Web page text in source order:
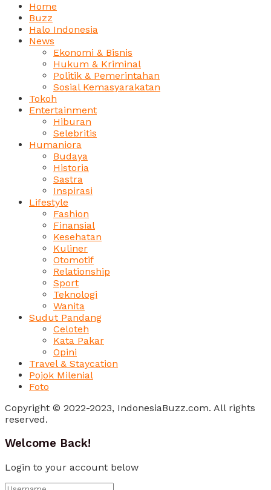
Home
Buzz
Halo Indonesia
News
Ekonomi & Bisnis
Hukum & Kriminal
Politik & Pemerintahan
Sosial Kemasyarakatan
Tokoh
Entertainment
Hiburan
Selebritis
Humaniora
Budaya
Historia
Sastra
Inspirasi
Lifestyle
Fashion
Finansial
Kesehatan
Kuliner
Otomotif
Relationship
Sport
Teknologi
Wanita
Sudut Pandang
Celoteh
Kata Pakar
Opini
Travel & Staycation
Pojok Milenial
Foto
Copyright © 2022-2023, IndonesiaBuzz.com. All rights
reserved.
Welcome Back!
Login to your account below